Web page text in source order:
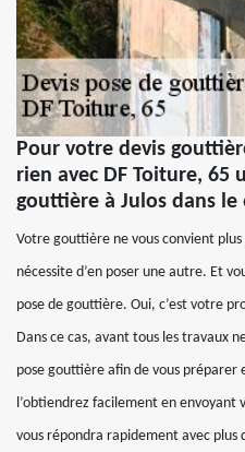
Pour votre devis
rien avec DF Toiture, 65
gouttière à Julos dans le
Votre gouttière ne vous convient
nécessite d’en poser une autre. Et
pose de gouttière. Oui, c’est votre
Dans ce cas, avant tous les travaux
pose gouttière afin de vous préparer
l’obtiendrez facilement en envoyant
vous répondra rapidement avec plus